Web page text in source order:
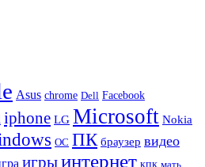
Asus chrome Dell Facebook
iphone LG Microsoft Nokia
ОС ПК браузер видео
игрыинтернет кпк мать